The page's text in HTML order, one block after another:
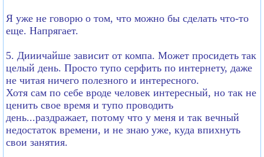
Я уже не говорю о том, что можно бы сделать что-то
еще. Напрягает.
5. Дииичайше зависит от компа. Может просидеть так
целый день. Просто тупо серфить по интернету, даже
не читая ничего полезного и интересного.
Хотя сам по себе вроде человек интересный, но так не
ценить свое время и тупо проводить
день...раздражает, потому что у меня и так вечный
недостаток времени, и не знаю уже, куда впихнуть
свои занятия.